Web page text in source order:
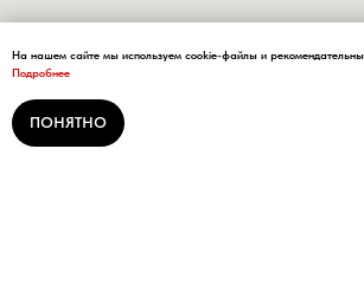
На нашем сайте мы используем cookie-файлы и
Подробнее
ПОНЯТНО